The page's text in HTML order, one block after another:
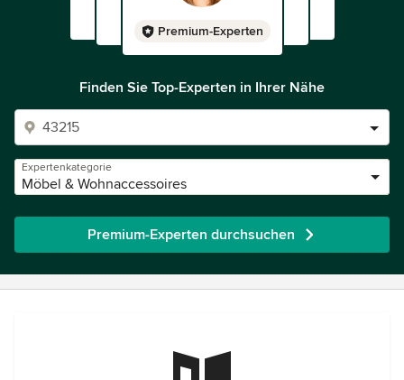
Premium-Experten
Finden Sie Top-Experten in Ihrer Nähe
Expertenkategorie
Möbel & Wohnaccessoires
Premium-Experten durchsuchen